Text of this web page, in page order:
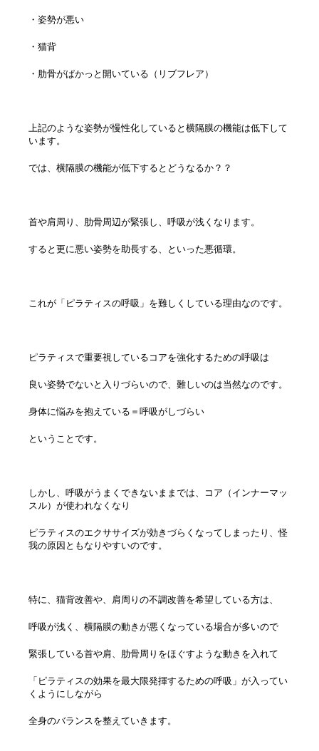
・姿勢が悪い
・猫背
・肋骨がぱかっと開いている（リブフレア）
上記のような姿勢が慢性化していると横隔膜の機能は低下して
います。
では、横隔膜の機能が低下するとどうなるか？？
首や肩周り、肋骨周辺が緊張し、呼吸が浅くなります。
すると更に悪い姿勢を助長する、といった悪循環。
これが「ピラティスの呼吸」を難しくしている理由なのです。
ピラティスで重要視しているコアを強化するための呼吸は
良い姿勢でないと入りづらいので、難しいのは当然なのです。
身体に悩みを抱えている＝呼吸がしづらい
ということです。
しかし、呼吸がうまくできないままでは、コア（インナーマッ
スル）が使われなくなり
ピラティスのエクササイズが効きづらくなってしまったり、怪
我の原因ともなりやすいのです。
特に、猫背改善や、肩周りの不調改善を希望している方は、
呼吸が浅く、横隔膜の動きが悪くなっている場合が多いので
緊張している首や肩、肋骨周りをほぐすような動きを入れて
「ピラティスの効果を最大限発揮するための呼吸」が入ってい
くようにしながら
全身のバランスを整えていきます。